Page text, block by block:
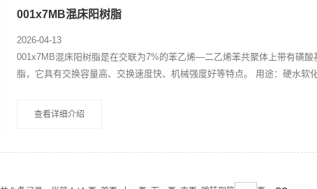
001x7MB混床阳树脂
2026-04-13
001x7MB混床阳树脂是在交联为7%的苯乙烯—二乙烯苯共聚体上带有磺
脂，它具有交换容量高、交换速度快、机械强度好等特点。 用途：硬水软
查看详细介绍